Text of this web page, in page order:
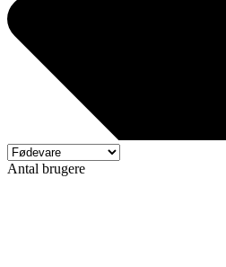
Antal brugere